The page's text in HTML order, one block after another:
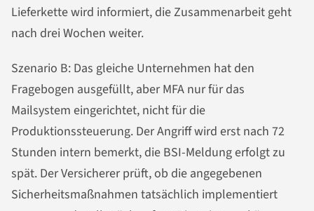
Lieferkette wird informiert, die Zusammenarbeit geht
nach drei Wochen weiter.
Szenario B: Das gleiche Unternehmen hat den
Fragebogen ausgefüllt, aber MFA nur für das
Mailsystem eingerichtet, nicht für die
Produktionssteuerung. Der Angriff wird erst nach 72
Stunden intern bemerkt, die BSI-Meldung erfolgt zu
spät. Der Versicherer prüft, ob die angegebenen
Sicherheitsmaßnahmen tatsächlich implementiert